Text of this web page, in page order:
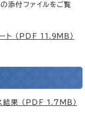
添付ファイルをご覧
ト （PDF 11.9MB）
結果 （PDF 1.7MB）